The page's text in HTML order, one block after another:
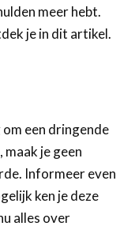
meer hebt.
je in dit artikel.
om een dringende
je geen
Informeer even
ken je deze
alles over